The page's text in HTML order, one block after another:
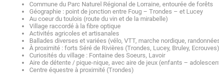
Commune du Parc Naturel Régional de Lorraine, entourée de forêts
Géographie : point de jonction entre Foug – Trondes – et Lucey
Au coeur du toulois (route du vin et de la mirabelle)
Village raccordé à la fibre optique
Activités agricoles et artisanales
Ballades diverses et variées (vélo, VTT, marche nordique,
À proximité : forts Séré de Rivières (Trondes, Lucey, Bruley, Ecrouves)
Curiosités du village : Fontaine des Soeurs, Lavoir
Aire de détente / pique-nique, avec aire de jeux (enfants –
Centre équestre à proximité (Trondes)